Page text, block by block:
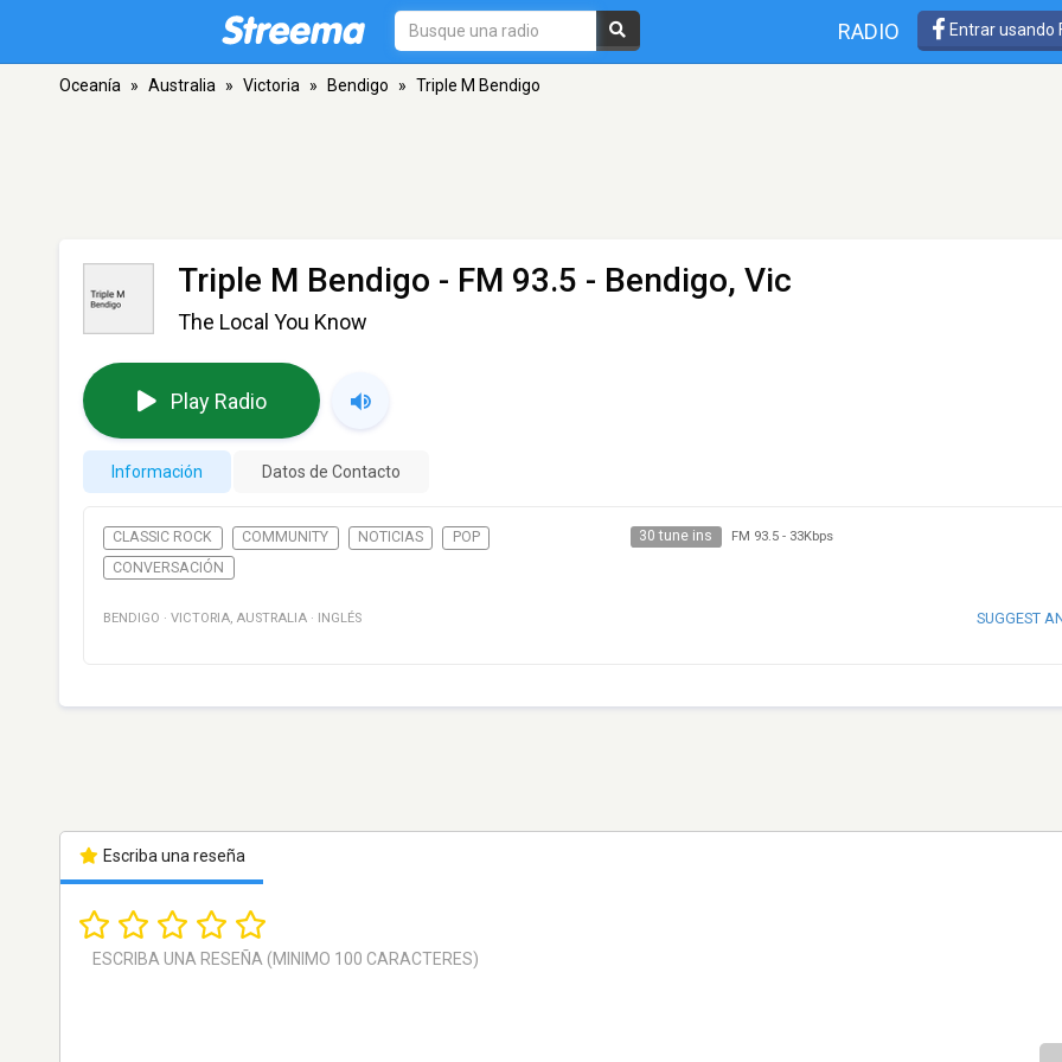
RADIO Entrar usando
Oceanía » Australia » Victoria » Bendigo » Triple M Bendigo
Triple M Bendigo - FM 93.5 - Bendigo, Vic
The Local You Know
Play Radio
Información Datos de Contacto
CLASSIC ROCK COMMUNITY NOTICIAS
POP
CONVERSACIÓN
30 tune ins FM 93.5- 33Kbps
BENDIGO · VICTORIA, AUSTRALIA · INGLÉS SUGGEST
Escriba una reseña